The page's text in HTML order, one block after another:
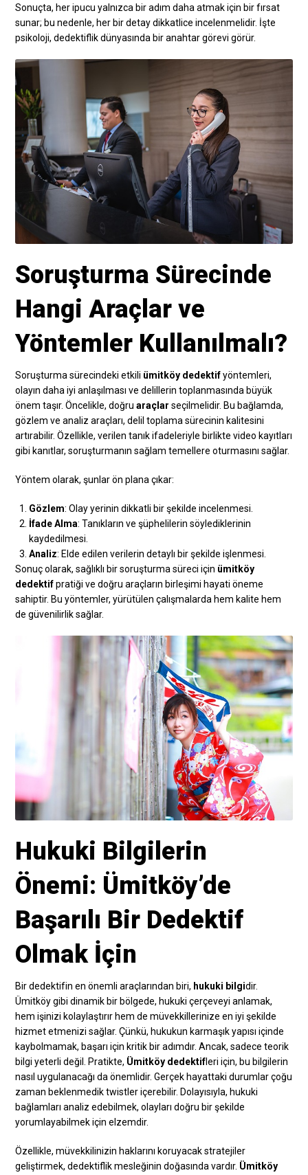
Sonuçta, her ipucu yalnızca bir adım daha atmak için bir fırsat
sunar; bu nedenle, her bir detay dikkatlice incelenmelidir. İşte
psikoloji, dedektiflik dünyasında bir anahtar görevi görür.
Soruşturma Sürecinde
Hangi Araçlar ve
Yöntemler Kullanılmalı?
Soruşturma sürecindeki etkili ümitköy dedektifyöntemleri,
olayın daha iyi anlaşılması ve delillerin toplanmasında büyük
önem taşır. Öncelikle, doğruaraçlar seçilmelidir. Bu bağlamda,
gözlem ve analiz araçları, delil toplama sürecinin kalitesini
artırabilir. Özellikle, verilen tanık ifadeleriyle birlikte video kayıtları
gibi kanıtlar, soruşturmanın sağlam temellere oturmasını sağlar.
Yöntem olarak, şunlar ön plana çıkar:
Gözlem: Olay yerinin dikkatli bir şekilde incelenmesi.
İfade Alma: Tanıkların ve şüphelilerin söylediklerinin
kaydedilmesi.
Analiz: Elde edilen verilerin detaylı bir şekilde işlenmesi.
Sonuç olarak, sağlıklı bir soruşturma süreci için ümitköy
dedektifpratiği ve doğru araçların birleşimi hayati öneme
sahiptir. Bu yöntemler, yürütülen çalışmalarda hem kalite hem
de güvenilirlik sağlar.
Hukuki Bilgilerin
Önemi: Ümitköy’de
Başarılı Bir Dedektif
Olmak İçin
Bir dedektifin en önemli araçlarından biri, hukuki bilgidir.
Ümitköy gibi dinamik bir bölgede, hukuki çerçeveyi anlamak,
hem işinizi kolaylaştırır hem de müvekkillerinize en iyi şekilde
hizmet etmenizi sağlar. Çünkü, hukukun karmaşık yapısı içinde
kaybolmamak, başarı için kritik bir adımdır. Ancak, sadece teorik
bilgi yeterli değil. Pratikte, Ümitköy dedektifleri için, bu bilgilerin
nasıl uygulanacağı da önemlidir. Gerçek hayattaki durumlar çoğu
zaman beklenmedik twistler içerebilir. Dolayısıyla, hukuki
bağlamları analiz edebilmek, olayları doğru bir şekilde
yorumlayabilmek için elzemdir.
Özellikle, müvekkilinizin haklarını koruyacak stratejiler
geliştirmek, dedektiflik mesleğinin doğasında vardır. Ümitköy